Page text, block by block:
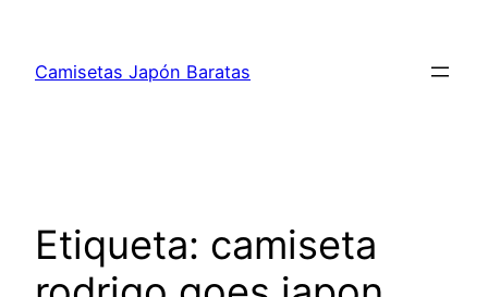
contenido
Camisetas Japón Baratas
Etiqueta: camiseta